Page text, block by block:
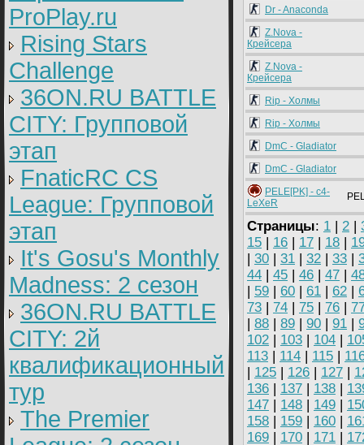
ProPlay.ru
Rising Stars
Challenge
36ON.RU BATTLE
CITY: Групповой
этап
FnaticRC CS
League: Групповой
этап
It's Gosu's Monthly
Madness: 2 сезон
36ON.RU BATTLE
CITY: 2й
квалификационный
тур
The Premier
Dr - Anaconda
Z.Nova -
Крейсера
Z.Nova -
Крейсера
Rip - Холмы
Rip - Холмы
DmC - Gladiator
DmC - Gladiator
PELE[PK] - c4-
LeXeR
Страницы: 1 | 2 |
15 | 16 | 17 | 18 |
| 30 | 31 | 32 | 33 |
44 | 45 | 46 | 47 |
| 59 | 60 | 61 | 62 |
73 | 74 | 75 | 76 |
| 88 | 89 | 90 | 91 |
102 | 103 | 104 |
113 | 114 | 115 |
| 125 | 126 | 127 |
136 | 137 | 138 |
147 | 148 | 149 |
158 | 159 | 160 |
169 | 170 | 171 |